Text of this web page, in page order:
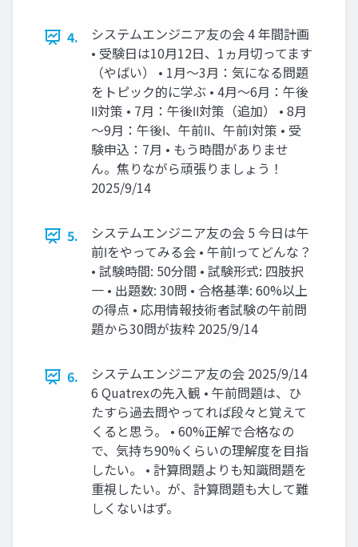
4.
システムエンジニア友の会 4 年間計画
• 受験日は10月12日、1ヵ月切ってます
（やばい） • 1月～3月：気になる問題
をトピック的に学ぶ • 4月～6月：午後
Ⅱ対策 • 7月：午後Ⅱ対策（追加） • 8月
～9月：午後Ⅰ、午前Ⅱ、午前Ⅰ対策 • 受
験申込：7月 • もう時間がありませ
ん。焦りながら頑張りましょう！
2025/9/14
5.
システムエンジニア友の会 5 今日は午
前Ⅰをやってみる会 • 午前Ⅰってどんな？
• 試験時間: 50分間 • 試験形式: 四肢択
一 • 出題数: 30問 • 合格基準: 60%以上
の得点 • 応用情報技術者試験の午前問
題から30問が抜粋 2025/9/14
6.
システムエンジニア友の会 2025/9/14
6 Quatrexの先入観 • 午前問題は、ひ
たすら過去問やってれば段々と覚えて
くると思う。 • 60%正解で合格なの
で、気持ち90%くらいの理解度を目指
したい。 • 計算問題よりも知識問題を
重視したい。が、計算問題も大して難
しくないはず。